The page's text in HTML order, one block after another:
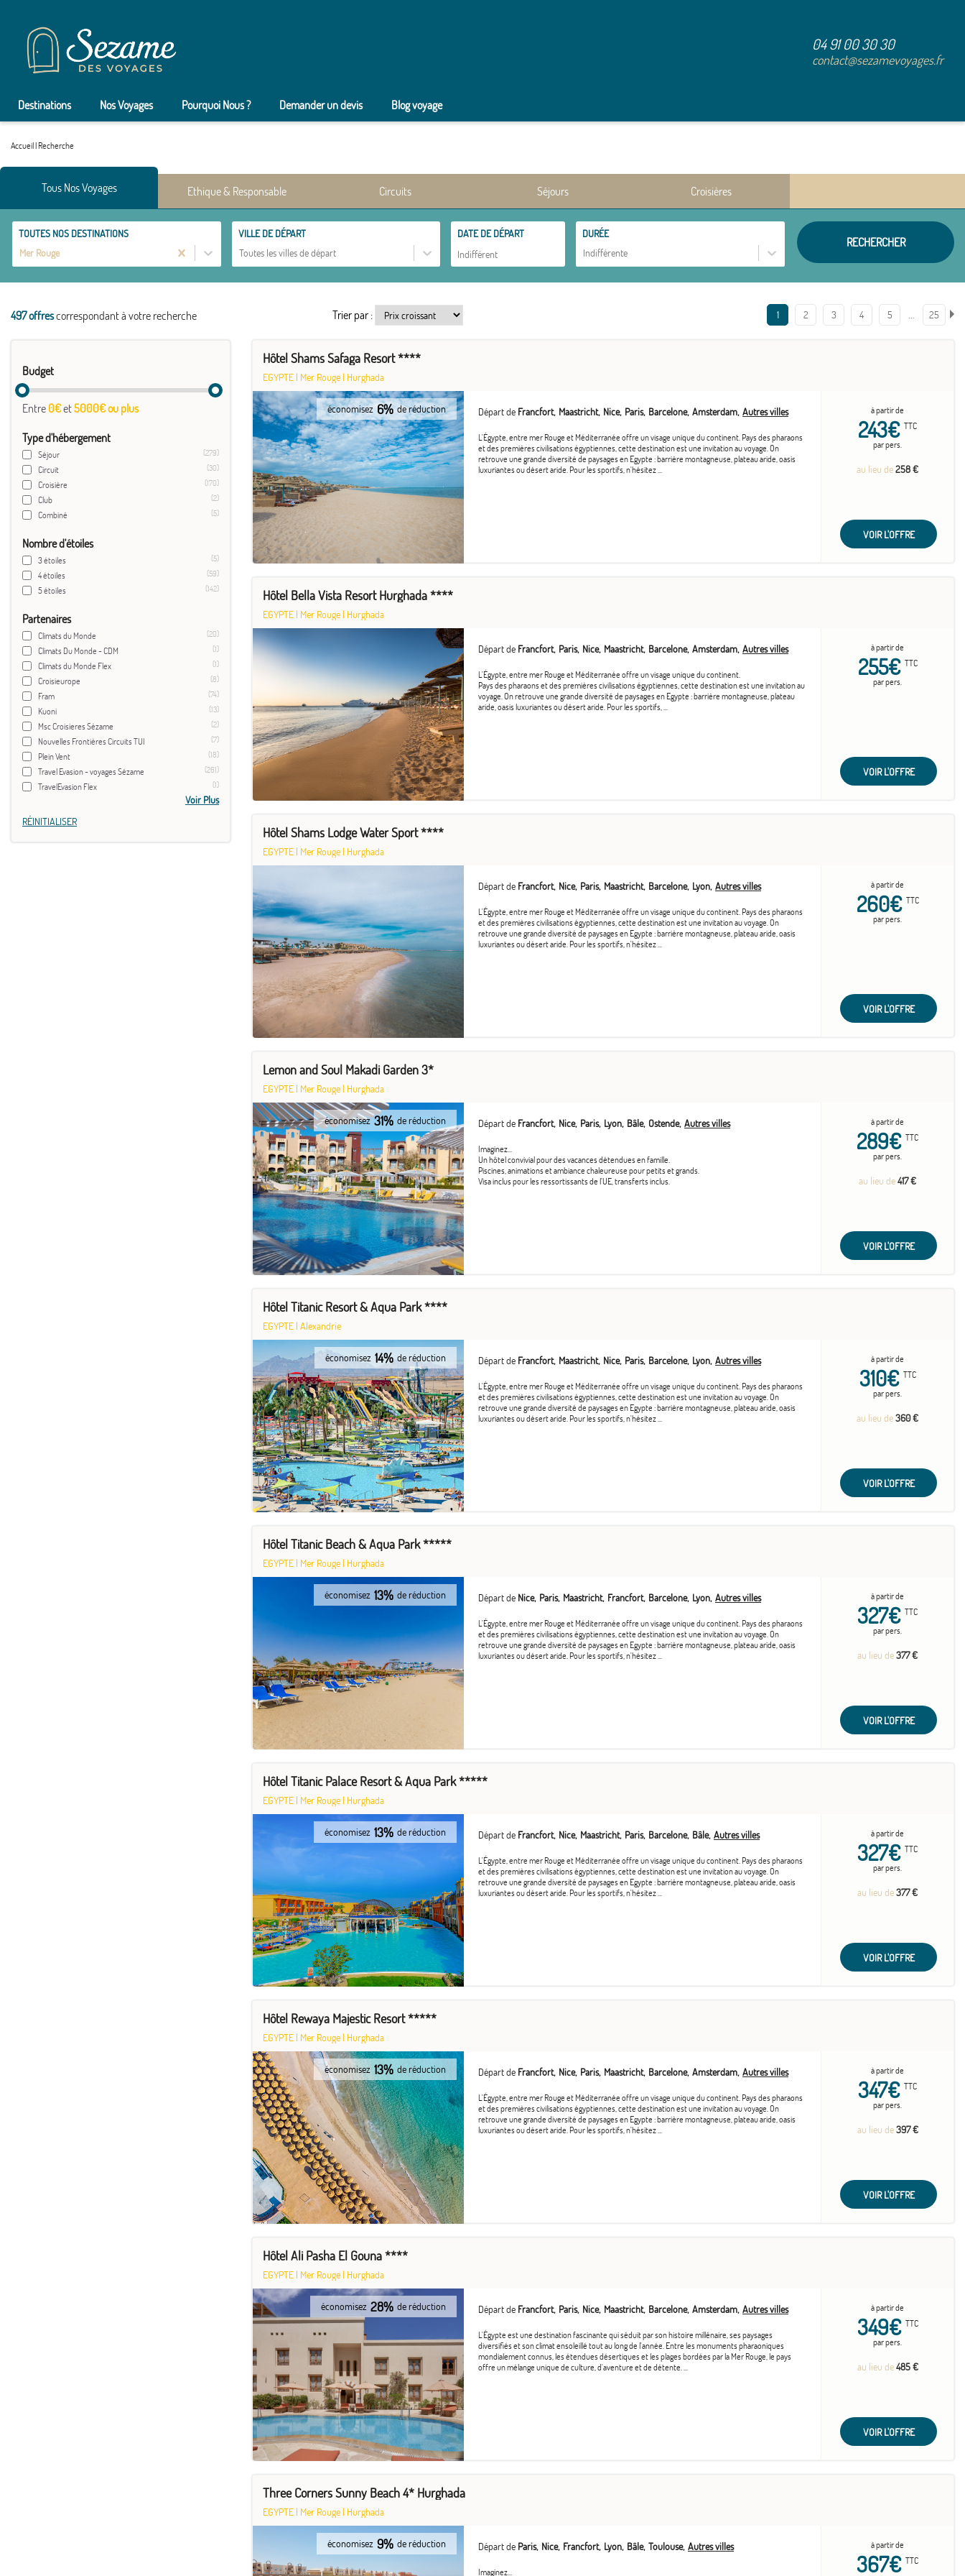
04 91 00 30 30
contact@sezamevoyages.fr
Destinations Nos Voyages Pourquoi Nous ? Demander un devis Blog voyage
Accueil| Recherche
Tous Nos Voyages Ethique & Responsable Circuits Séjours Croisières
TOUTES NOS DESTINATIONS
Mer Rouge
VILLE DE DÉPART
Toutes les villes de départ
DATE DE DÉPART
DURÉE
Indifférente
RECHERCHER
497 offrescorrespondant à votre recherche Trier par : 1 2 3 4 5 … 25
Budget
Entre 0€et5000€ ou plus
Type d'hébergement
Séjour (279)
Circuit (30)
Croisière (170)
Club (2)
Combiné (5)
Nombre d'étoiles
3 étoiles (5)
4 étoiles (59)
5 étoiles (142)
Partenaires
Climats du Monde (20)
Climats Du Monde - CDM (1)
Climats du Monde Flex (1)
Croisieurope (8)
Fram (74)
Kuoni (13)
Msc Croisieres Sézame (2)
Nouvelles Frontières Circuits TUI (7)
Plein Vent (18)
Travel Evasion - voyages Sézame (261)
TravelEvasion Flex (1)
Voir Plus
RÉINITIALISER
Hôtel Shams Safaga Resort ****
EGYPTE | Mer Rouge | Hurghada
économisez 6% de réduction Départ de Francfort Maastricht Nice Paris Barcelone Amsterdam Autres villes
L'Égypte, entre mer Rouge et Méditerranée offre un visage unique du continent. Pays des pharaons
et des premières civilisations égyptiennes, cette destination est une invitation au voyage. On
retrouve une grande diversité de paysages en Egypte : barrière montagneuse, plateau aride, oasis
luxuriantes ou désert aride. Pour les sportifs, n'hésitez ...
à partir de
243€ TTC
par pers.
au lieu de258 €
VOIR L'OFFRE
Hôtel Bella Vista Resort Hurghada ****
EGYPTE | Mer Rouge | Hurghada
Départ de Francfort Paris Nice Maastricht Barcelone Amsterdam Autres villes
L'Égypte, entre mer Rouge et Méditerranée offre un visage unique du continent.
Pays des pharaons et des premières civilisations égyptiennes, cette destination est une invitation au
voyage. On retrouve une grande diversité de paysages en Egypte : barrière montagneuse, plateau
aride, oasis luxuriantes ou désert aride. Pour les sportifs, ...
à partir de
255€ TTC
par pers.
VOIR L'OFFRE
Hôtel Shams Lodge Water Sport ****
EGYPTE | Mer Rouge | Hurghada
Départ de Francfort Nice Paris Maastricht Barcelone Lyon Autres villes
L'Égypte, entre mer Rouge et Méditerranée offre un visage unique du continent. Pays des pharaons
et des premières civilisations égyptiennes, cette destination est une invitation au voyage. On
retrouve une grande diversité de paysages en Egypte : barrière montagneuse, plateau aride, oasis
luxuriantes ou désert aride. Pour les sportifs, n'hésitez ...
à partir de
260€ TTC
par pers.
VOIR L'OFFRE
Lemon and Soul Makadi Garden 3*
EGYPTE | Mer Rouge | Hurghada
économisez 31% de réduction Départ de Francfort Nice Paris Lyon Bâle Ostende Autres villes
Imaginez...
Un hôtel convivial pour des vacances détendues en famille.
Piscines, animations et ambiance chaleureuse pour petits et grands.
Visa inclus pour les ressortissants de l’UE, transferts inclus.
à partir de
289€ TTC
par pers.
au lieu de417 €
VOIR L'OFFRE
Hôtel Titanic Resort & Aqua Park ****
EGYPTE | Alexandrie
économisez 14% de réduction Départ de Francfort Maastricht Nice Paris Barcelone Lyon Autres villes
L'Égypte, entre mer Rouge et Méditerranée offre un visage unique du continent. Pays des pharaons
et des premières civilisations égyptiennes, cette destination est une invitation au voyage. On
retrouve une grande diversité de paysages en Egypte : barrière montagneuse, plateau aride, oasis
luxuriantes ou désert aride. Pour les sportifs, n'hésitez ...
à partir de
310€ TTC
par pers.
au lieu de360 €
VOIR L'OFFRE
Hôtel Titanic Beach & Aqua Park *****
EGYPTE | Mer Rouge | Hurghada
économisez 13% de réduction Départ de Nice Paris Maastricht Francfort Barcelone Lyon Autres villes
L'Égypte, entre mer Rouge et Méditerranée offre un visage unique du continent. Pays des pharaons
et des premières civilisations égyptiennes, cette destination est une invitation au voyage. On
retrouve une grande diversité de paysages en Egypte : barrière montagneuse, plateau aride, oasis
luxuriantes ou désert aride. Pour les sportifs, n'hésitez ...
à partir de
327€ TTC
par pers.
au lieu de377 €
VOIR L'OFFRE
Hôtel Titanic Palace Resort & Aqua Park *****
EGYPTE | Mer Rouge | Hurghada
économisez 13% de réduction Départ de Francfort Nice Maastricht Paris Barcelone Bâle Autres villes
L'Égypte, entre mer Rouge et Méditerranée offre un visage unique du continent. Pays des pharaons
et des premières civilisations égyptiennes, cette destination est une invitation au voyage. On
retrouve une grande diversité de paysages en Egypte : barrière montagneuse, plateau aride, oasis
luxuriantes ou désert aride. Pour les sportifs, n'hésitez ...
à partir de
327€ TTC
par pers.
au lieu de377 €
VOIR L'OFFRE
Hôtel Rewaya Majestic Resort *****
EGYPTE | Mer Rouge | Hurghada
économisez 13% de réduction Départ de Francfort Nice Paris Maastricht Barcelone Amsterdam Autres villes
L'Égypte, entre mer Rouge et Méditerranée offre un visage unique du continent. Pays des pharaons
et des premières civilisations égyptiennes, cette destination est une invitation au voyage. On
retrouve une grande diversité de paysages en Egypte : barrière montagneuse, plateau aride, oasis
luxuriantes ou désert aride. Pour les sportifs, n'hésitez ...
à partir de
347€ TTC
par pers.
au lieu de397 €
VOIR L'OFFRE
Hôtel Ali Pasha El Gouna ****
EGYPTE | Mer Rouge | Hurghada
économisez 28% de réduction Départ de Francfort Paris Nice Maastricht Barcelone Amsterdam Autres villes
L'Égypte est une destination fascinante qui séduit par son histoire millénaire, ses paysages
diversifiés et son climat ensoleillé tout au long de l'année. Entre les monuments pharaoniques
mondialement connus, les étendues désertiques et les plages bordées par la Mer Rouge, le pays
offre un mélange unique de culture, d'aventure et de détente. ...
à partir de
349€ TTC
par pers.
au lieu de485 €
VOIR L'OFFRE
Three Corners Sunny Beach 4* Hurghada
EGYPTE | Mer Rouge | Hurghada
économisez 9% de réduction Départ de Paris Nice Francfort Lyon Bâle Toulouse Autres villes
Imaginez...
à partir de
367€ TTC